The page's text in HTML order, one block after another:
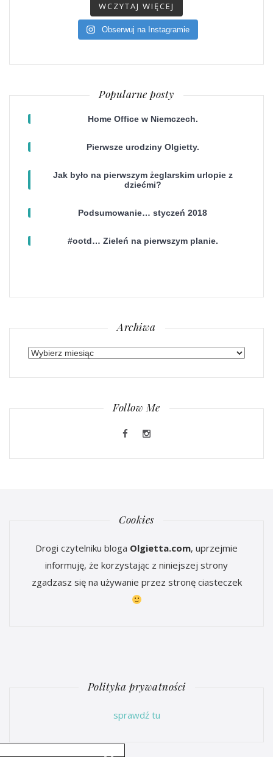
WCZYTAJ WIĘCEJ
Obserwuj na Instagramie
Popularne posty
Home Office w Niemczech.
Pierwsze urodziny Olgietty.
Jak było na pierwszym żeglarskim urlopie z
dziećmi?
Podsumowanie… styczeń 2018
#ootd… Zieleń na pierwszym planie.
Archiwa
Archiwa
Follow Me
Cookies
Drogi czytelniku bloga Olgietta.com, uprzejmie
informuję, że korzystając z niniejszej strony
zgadzasz się na używanie przez stronę ciasteczek
Polityka prywatności
sprawdź tu